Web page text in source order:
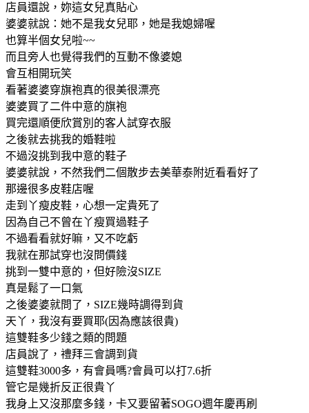
店員還說，妳這女兒真貼心
婆婆就說：她不是我女兒耶，她是我媳婦喔
也算半個女兒啦~~
而且旁人也覺得我們的互動不像婆媳
會互相開玩笑
看著婆婆穿旗袍真的很美很漂亮
婆婆買了二件中意的旗袍
買完還順便欣賞別的客人試穿衣服
之後就去挑我的婚鞋啦
不過沒挑到我中意的鞋子
婆婆就說，不然我們二個散步去美華泰附近看看好了
那邊很多皮鞋店喔
走到丫瘦皮鞋，心想一定貴死了
因為自己不曾在丫瘦買過鞋子
不過看看就好嘛，又不吃虧
我就在那試穿也沒問價錢
挑到一雙中意的，但好險沒SIZE
真是鬆了一口氣
之後婆婆就問了，SIZE幾時調得到貨
天丫，我沒有要買耶(因為應該很貴)
這雙鞋多少錢之類的問題
店員說了，禮拜三會調到貨
這雙鞋3000多，有會員嗎?會員可以打7.6折
管它是幾折反正很貴丫
我身上又沒那麼多錢，卡又要留著SOGO週年慶再刷